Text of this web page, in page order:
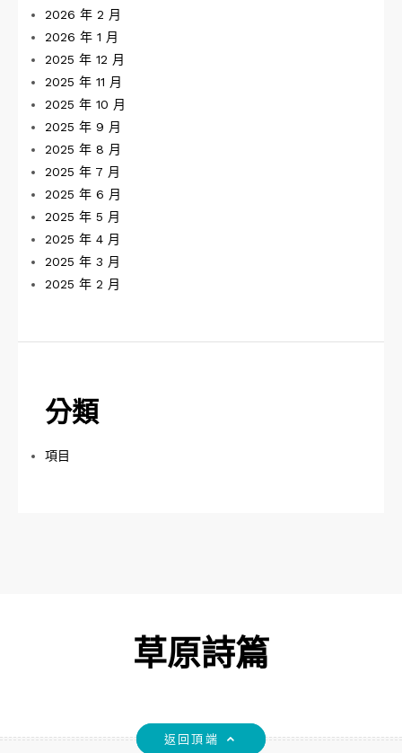
2026 年 2 月
2026 年 1 月
2025 年 12 月
2025 年 11 月
2025 年 10 月
2025 年 9 月
2025 年 8 月
2025 年 7 月
2025 年 6 月
2025 年 5 月
2025 年 4 月
2025 年 3 月
2025 年 2 月
分類
項目
草原詩篇
返回頂端